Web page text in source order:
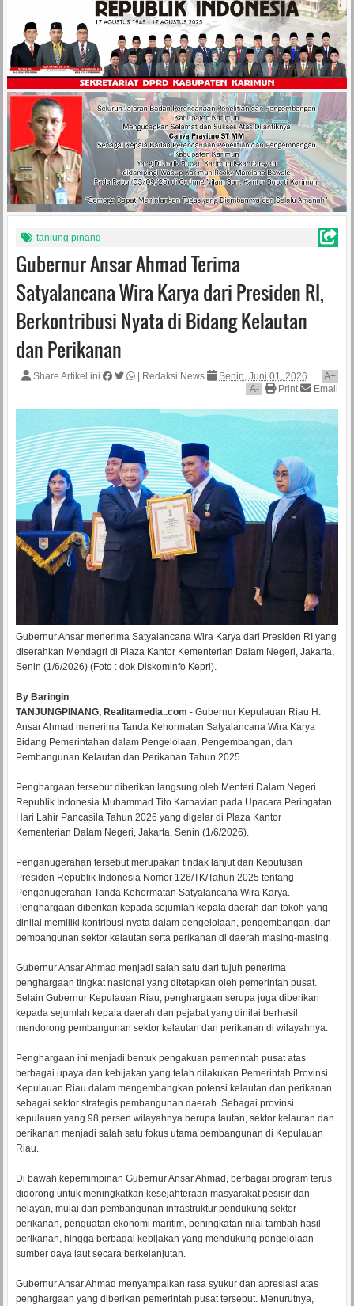
tanjung pinang
Gubernur Ansar Ahmad Terima
Satyalancana Wira Karya dari Presiden RI,
Berkontribusi Nyata di Bidang Kelautan
dan Perikanan
Share Artikel ini Redaksi News Senin, Juni 01, 2026 A+
A- Print Email
Gubernur Ansar menerima Satyalancana Wira Karya dari Presiden RI yang
diserahkan Mendagri di Plaza Kantor Kementerian Dalam Negeri, Jakarta,
Senin (1/6/2026) (Foto : dok Diskominfo Kepri).
By Baringin
TANJUNGPINANG, Realitamedia..com - Gubernur Kepulauan Riau H.
Ansar Ahmad menerima Tanda Kehormatan Satyalancana Wira Karya
Bidang Pemerintahan dalam Pengelolaan, Pengembangan, dan
Pembangunan Kelautan dan Perikanan Tahun 2025.
Penghargaan tersebut diberikan langsung oleh Menteri Dalam Negeri
Republik Indonesia Muhammad Tito Karnavian pada Upacara Peringatan
Hari Lahir Pancasila Tahun 2026 yang digelar di Plaza Kantor
Kementerian Dalam Negeri, Jakarta, Senin (1/6/2026).
Penganugerahan tersebut merupakan tindak lanjut dari Keputusan
Presiden Republik Indonesia Nomor 126/TK/Tahun 2025 tentang
Penganugerahan Tanda Kehormatan Satyalancana Wira Karya.
Penghargaan diberikan kepada sejumlah kepala daerah dan tokoh yang
dinilai memiliki kontribusi nyata dalam pengelolaan, pengembangan, dan
pembangunan sektor kelautan serta perikanan di daerah masing-masing.
Gubernur Ansar Ahmad menjadi salah satu dari tujuh penerima
penghargaan tingkat nasional yang ditetapkan oleh pemerintah pusat.
Selain Gubernur Kepulauan Riau, penghargaan serupa juga diberikan
kepada sejumlah kepala daerah dan pejabat yang dinilai berhasil
mendorong pembangunan sektor kelautan dan perikanan di wilayahnya.
Penghargaan ini menjadi bentuk pengakuan pemerintah pusat atas
berbagai upaya dan kebijakan yang telah dilakukan Pemerintah Provinsi
Kepulauan Riau dalam mengembangkan potensi kelautan dan perikanan
sebagai sektor strategis pembangunan daerah. Sebagai provinsi
kepulauan yang 98 persen wilayahnya berupa lautan, sektor kelautan dan
perikanan menjadi salah satu fokus utama pembangunan di Kepulauan
Riau.
Di bawah kepemimpinan Gubernur Ansar Ahmad, berbagai program terus
didorong untuk meningkatkan kesejahteraan masyarakat pesisir dan
nelayan, mulai dari pembangunan infrastruktur pendukung sektor
perikanan, penguatan ekonomi maritim, peningkatan nilai tambah hasil
perikanan, hingga berbagai kebijakan yang mendukung pengelolaan
sumber daya laut secara berkelanjutan.
Gubernur Ansar Ahmad menyampaikan rasa syukur dan apresiasi atas
penghargaan yang diberikan pemerintah pusat tersebut. Menurutnya,